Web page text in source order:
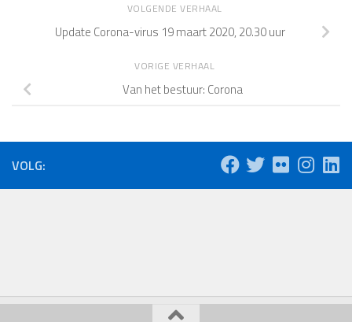
VOLGENDE VERHAAL
Update Corona-virus 19 maart 2020, 20.30 uur
VORIGE VERHAAL
Van het bestuur: Corona
VOLG: